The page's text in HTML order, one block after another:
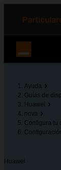
principal
la página
Ayuda
Guías de
Huawei
nova
Configura tu
Huawei